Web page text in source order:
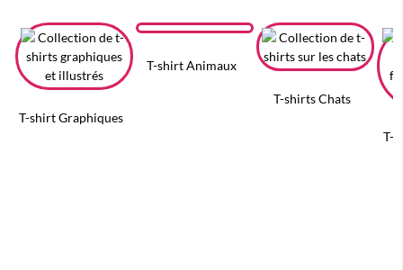
T-shirt Graphiques
T-shirt Animaux
T-shirts Chats
T-